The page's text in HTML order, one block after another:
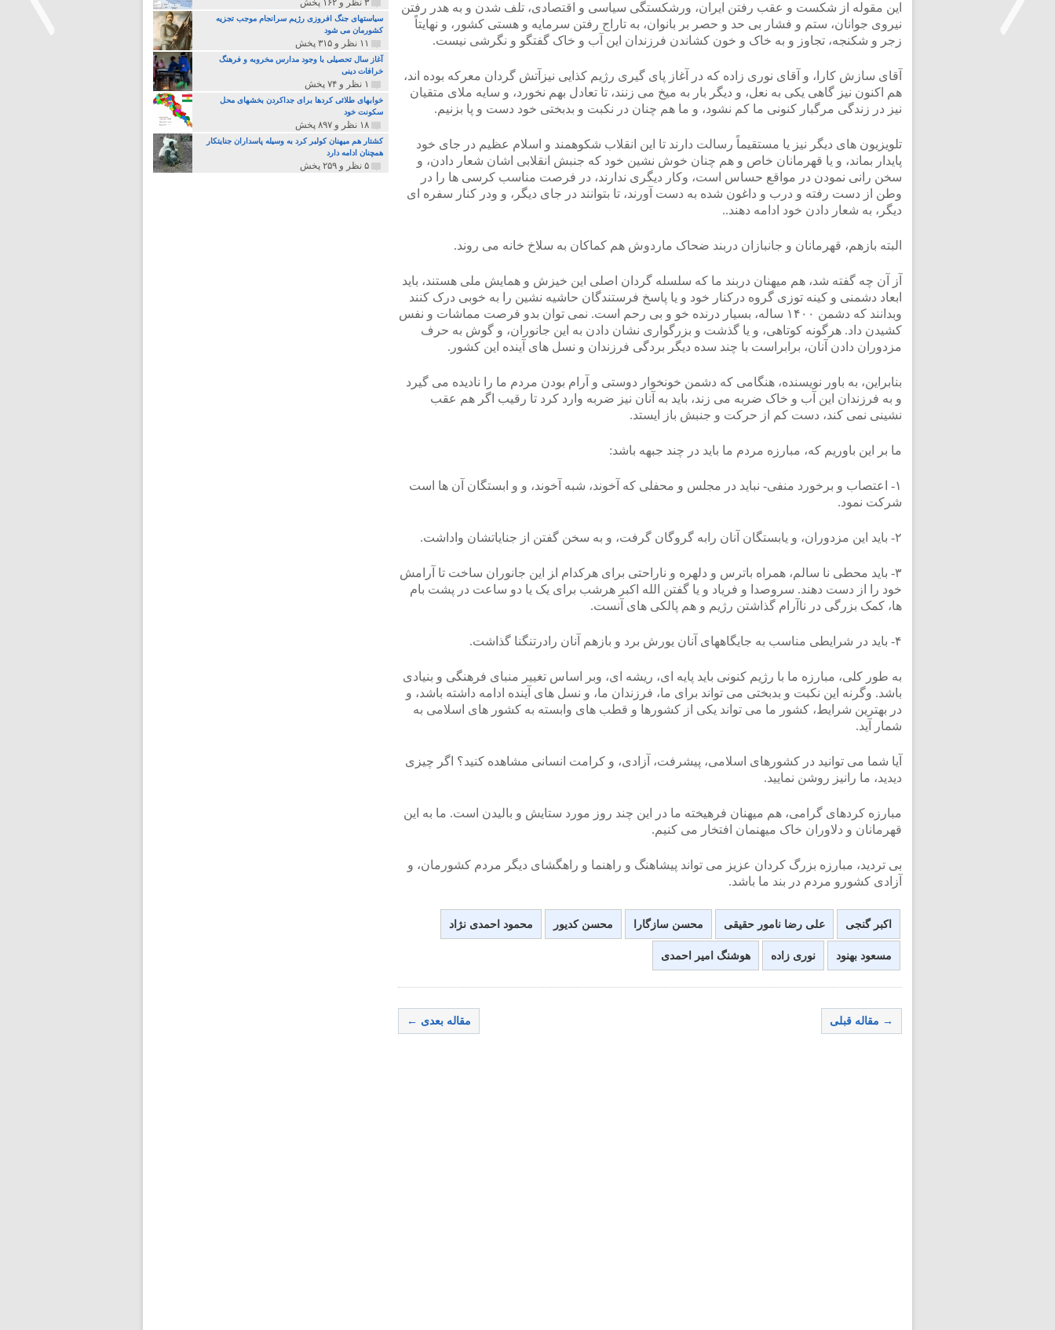
این مقوله از شکست و عقب رفتن ایران، ورشکستگی سیاسی و اقتصادی، تلف شدن و به هدر رفتن
نیروی جوانان، ستم و فشار بی حد و حصر بر بانوان، به تاراج رفتن سرمایه و هستی کشور، و نهایتاً
زجر و شکنجه، تجاوز و به خاک و خون کشاندن فرزندان این آب و خاک گفتگو و نگرشی نیست.
آقای سازش کارا، و آقای نوری زاده که در آغاز پای گیری رژیم کذایی نیزآتش گردان معرکه بوده اند،
هم اکنون نیز گاهی یکی به نعل، و دیگر بار به میخ می زنند، تا تعادل بهم نخورد، و سایه ملای متقیان
نیز در زندگی مرگبار کنونی ما کم نشود، و ما هم چنان در نکبت و بدبختی خود دست و پا بزنیم.
تلویزیون های دیگر نیز یا مستقیماً رسالت دارند تا این انقلاب شکوهمند و اسلام عظیم در جای خود
پایدار بماند، و یا قهرمانان خاص و هم چنان خوش نشین خود که جنبش انقلابی اشان شعار دادن، و
سخن رانی نمودن در مواقع حساس است، وکار دیگری ندارند، در فرصت مناسب کرسی ها را در
وطن از دست رفته و درب و داغون شده به دست آورند، تا بتوانند در جای دیگر، و ودر کنار سفره ای
دیگر، به شعار دادن خود ادامه دهند..
البته بازهم، قهرمانان و جانبازان دربند ضحاک ماردوش هم کماکان به سلاخ خانه می روند.
آز آن چه گفته شد، هم میهنان دربند ما که سلسله گردان اصلی این خیزش و همایش ملی هستند، باید
ابعاد دشمنی و کینه توزی گروه درکنار خود و یا پاسخ فرستندگان حاشیه نشین را به خوبی درک کنند
وبدانند که دشمن ۱۴۰۰ ساله، بسیار درنده خو و بی رحم است. نمی توان بدو فرصت مماشات و نفس
کشیدن داد. هرگونه کوتاهی، و یا گذشت و بزرگواری نشان دادن به این جانوران، و گوش به حرف
مزدوران دادن آنان، برابراست با چند سده دیگر بردگی فرزندان و نسل های آینده این کشور.
بنابراین، به باور نویسنده، هنگامی که دشمن خونخوار دوستی و آرام بودن مردم ما را نادیده می گیرد
و به فرزندان این آب و خاک ضربه می زند، باید به آنان نیز ضربه وارد کرد تا رقیب اگر هم عقب
نشینی نمی کند، دست کم از حرکت و جنبش باز ایستد.
ما بر این باوریم که، مبارزه مردم ما باید در چند جبهه باشد:
۱- اعتصاب و برخورد منفی- نباید در مجلس و محفلی که آخوند، شبه آخوند، و و ابستگان آن ها است
شرکت نمود.
۲- باید این مزدوران، و یابستگان آنان رابه گروگان گرفت، و به سخن گفتن از جنایاتشان واداشت.
۳- باید محطی نا سالم، همراه باترس و دلهره و ناراحتی برای هرکدام ا‍ز این جانوران ساخت تا آرامش
خود را از دست دهند. سروصدا و فریاد و یا گفتن الله اکبر هرشب برای یک یا دو ساعت در پشت بام
ها، کمک بزرگی در ناآرام گذاشتن رژیم و هم پالکی های آنست.
۴- باید در شرایطی مناسب به جایگاههای آنان یورش برد و بازهم آنان رادرتنگنا گذاشت.
به طور کلی، مبارزه ما با رژیم کنونی باید پایه ای، ریشه ای، وبر اساس تغییر منبای فرهنگی و بنیادی
باشد. وگرنه این نکبت و بدبختی می تواند برای ما، فرزندان ما، و نسل های آینده ادامه داشته باشد، و
در بهترین شرایط، کشور ما می تواند یکی از کشورها و قطب های وابسته به کشور های اسلامی به
شمار آید.
آیا شما می توانید در کشورهای اسلامی، پیشرفت، آزادی، و کرامت انسانی مشاهده کنید؟ اگر چیزی
دیدید، ما رانیز روشن نمایید.
مبارزه کردهای گرامی، هم میهنان فرهیخته ما در این چند روز مورد ستایش و بالیدن است. ما به این
قهرمانان و دلاوران خاک میهنمان افتخار می کنیم.
بی تردید، مبارزه بزرگ کردان عزیز می تواند پیشاهنگ و راهنما و راهگشای دیگر مردم کشورمان، و
آزادی کشورو مردم در بند ما باشد.
اکبر گنجی علی رضا نامور حقیقی محسن سازگارا محسن کدیور محمود احمدی نژاد
مسعود بهنود نوری زاده هوشنگ امیر احمدی
→ مقاله قبلی مقاله بعدی ←
۳ نظر و ۱۶۲ پخش
سیاستهای جنگ افروزی رژیم سرانجام موجب تجزیه
کشورمان می شود
۱۱ نظر و ۳۱۵ پخش
آغاز سال تحصیلی با وجود مدارس مخروبه و فرهنگ
خرافات دینی
۱ نظر و ۷۴ پخش
خوابهای طلائی کردها برای جداکردن بخشهای محل
سکونت خود
۱۸ نظر و ۸۹۷ پخش
کشتار هم میهنان کولبر کرد به وسیله پاسداران جنایتکار
همچنان ادامه دارد
۵ نظر و ۲۵۹ پخش